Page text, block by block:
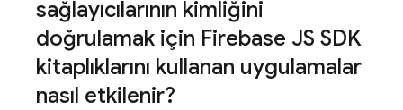
sağlayıcılarının kimliğini
doğrulamak için Firebase JS SDK
kitaplıklarını kullanan uygulamalar
nasıl etkilenir?